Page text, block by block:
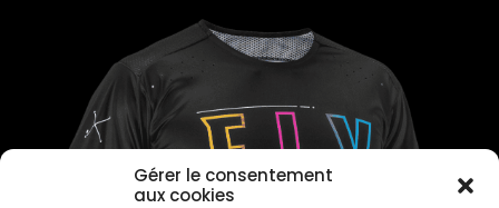
Gérer le consentement
aux cookies